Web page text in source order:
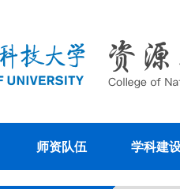
师资队伍 学科建